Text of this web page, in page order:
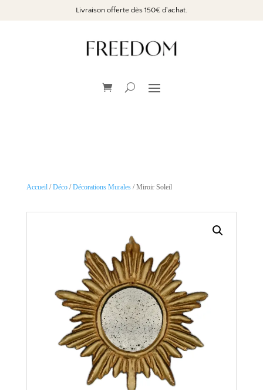
Livraison offerte dès 150€ d'achat.
Accueil/Déco/Décorations Murales/ Miroir Soleil